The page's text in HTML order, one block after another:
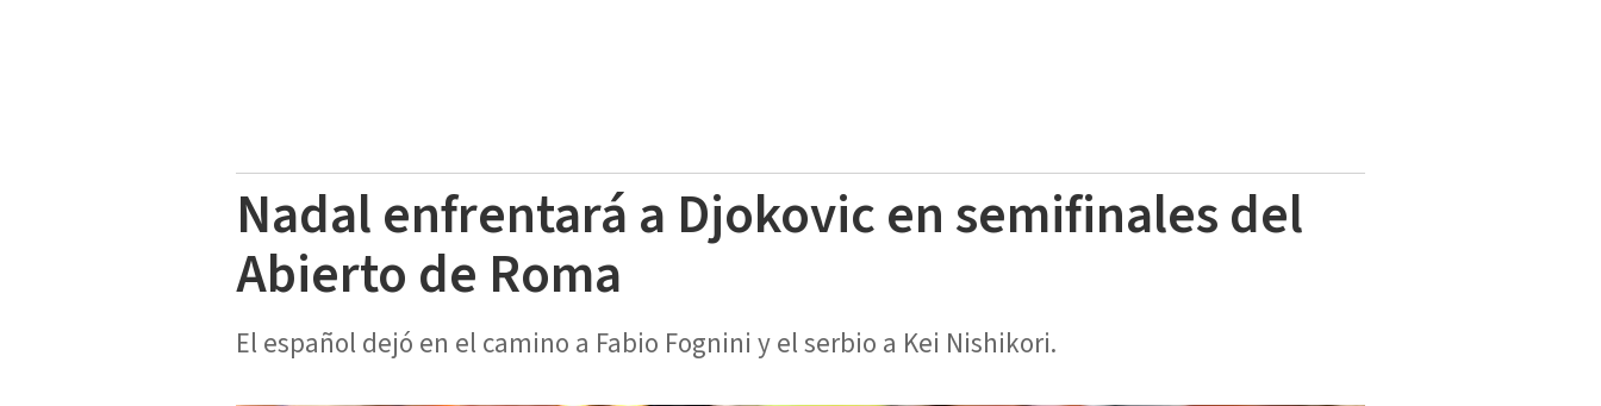
Nadal enfrentará a Djokovic en semifinales del
Abierto de Roma
El español dejó en el camino a Fabio Fognini y el serbio a Kei Nishikori.